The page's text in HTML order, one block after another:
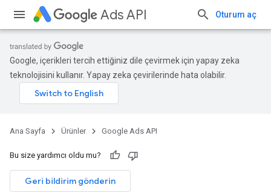
Ads API Oturum aç
Google, içerikleri tercih ettiğiniz dile çevirmek için yapay zeka
teknolojisini kullanır. Yapay zeka çevirilerinde hata olabilir.
Ana Sayfa Ürünler Google Ads API
Bu size yardımcı oldu mu?
Geri bildirim gönderin